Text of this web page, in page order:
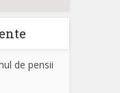
de pensii